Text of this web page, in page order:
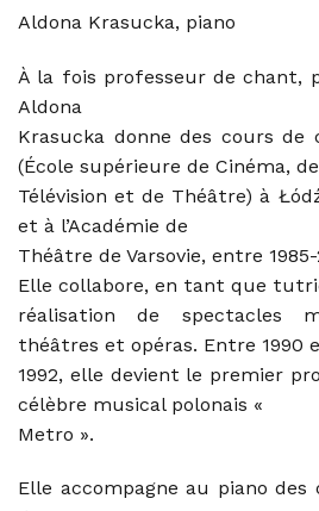
Aldona Krasucka, piano
À la fois professeur de chant,
Aldona
Krasucka donne des cours de
(École supérieure de Cinéma, de
Télévision et de Théâtre) à
et à l’Académie de
Théâtre de Varsovie, entre
Elle collabore, en tant que
réalisation de spectacles
théâtres et opéras. Entre 1990
1992, elle devient le premier
célèbre musical polonais «
Metro ».
Elle accompagne au piano des